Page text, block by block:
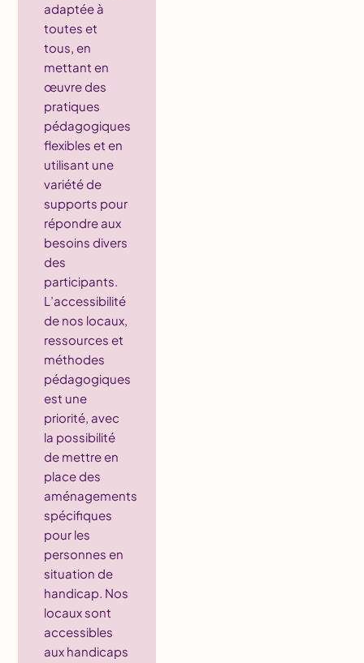
adaptée à
toutes et
tous, en
mettant en
œuvre des
pratiques
pédagogiques
flexibles et en
utilisant une
variété de
supports pour
répondre aux
besoins divers
des
participants.
L’accessibilité
de nos locaux,
ressources et
méthodes
pédagogiques
est une
priorité, avec
la possibilité
de mettre en
place des
aménagements
spécifiques
pour les
personnes en
situation de
handicap. Nos
locaux sont
accessibles
aux handicaps